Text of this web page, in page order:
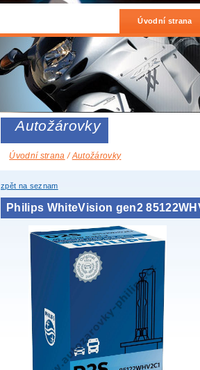
Úvodní strana
Autožárovky
Úvodní strana /Autožárovky
zpět na seznam
Philips WhiteVision gen2